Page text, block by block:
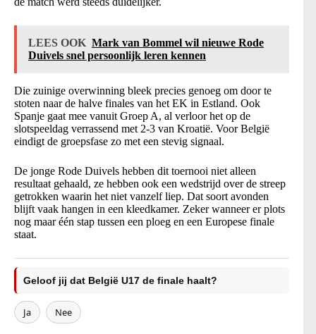
LEES OOK Mark van Bommel wil nieuwe Rode
Duivels snel persoonlijk leren kennen
Die zuinige overwinning bleek precies genoeg om door te
stoten naar de halve finales van het EK in Estland. Ook
Spanje gaat mee vanuit Groep A, al verloor het op de
slotspeeldag verrassend met 2-3 van Kroatië. Voor België
eindigt de groepsfase zo met een stevig signaal.
De jonge Rode Duivels hebben dit toernooi niet alleen
resultaat gehaald, ze hebben ook een wedstrijd over de streep
getrokken waarin het niet vanzelf liep. Dat soort avonden
blijft vaak hangen in een kleedkamer. Zeker wanneer er plots
nog maar één stap tussen een ploeg en een Europese finale
staat.
Geloof jij dat België U17 de finale haalt?
Ja Nee